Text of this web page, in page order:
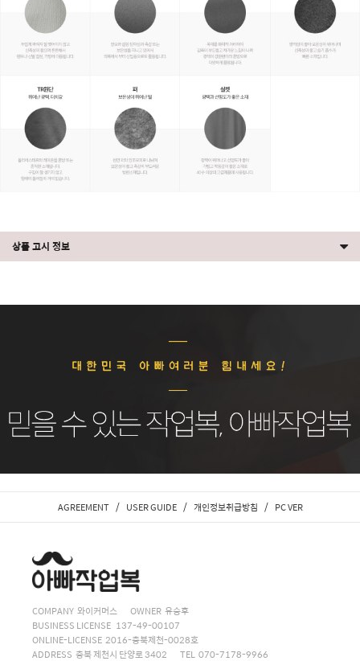
상품 고시 정보
AGREEMENT / USER GUIDE / 개인정보취급방침 / PC VER
COMPANY 와이커머스
OWNER 유승후
BUSINESS LICENSE 137-49-00107
ONLINE-LICENSE 2016-충북제천-0028호
ADDRESS 충북 제천시 단양로 3402
TEL 070-7178-9966